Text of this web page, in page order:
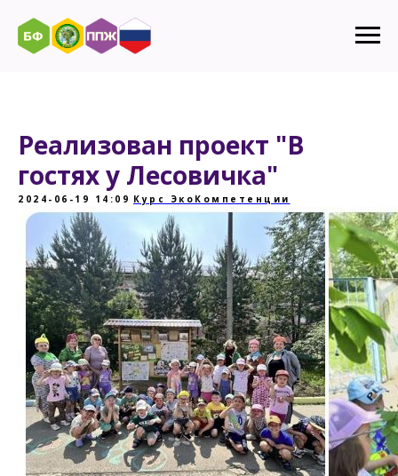
Реализован проект "В
гостях у Лесовичка"
2024-06-19 14:09 Курс ЭкоКомпетенции